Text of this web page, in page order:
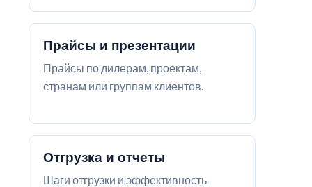
Прайсы и презентации
Прайсы по дилерам, проектам,
странам или группам клиентов.
Отгрузка и отчеты
Шаги отгрузки и эффективность